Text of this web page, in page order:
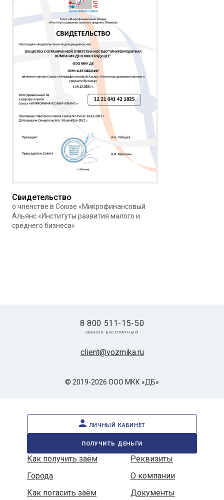
Свидетельство
о членстве в Союзе «Микрофинансовый
Альянс «Институты развития малого и
среднего бизнеса»
© 2019-2026 ООО МКК «ДБ»
client@vozmika.ru
8 800 511-15-50
звонок бесплатный
личный кабинет
получить деньги
Как получить заём
Реквизиты
Города
О компании
Как погасить заём
Документы